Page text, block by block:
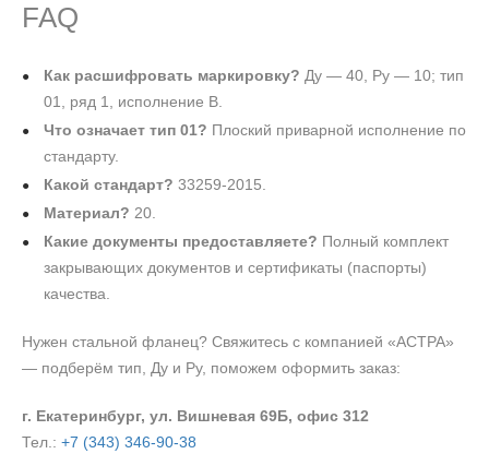
FAQ
Как расшифровать маркировку? Ду — 40, Ру — 10; тип
01, ряд 1, исполнение В.
Что означает тип 01? Плоский приварной исполнение по
стандарту.
Какой стандарт? 33259-2015.
Материал? 20.
Какие документы предоставляете? Полный комплект
закрывающих документов и сертификаты (паспорты)
качества.
Нужен стальной фланец? Свяжитесь с компанией «АСТРА»
— подберём тип, Ду и Ру, поможем оформить заказ:
г. Екатеринбург, ул. Вишневая 69Б, офис 312
Тел.: +7 (343) 346-90-38